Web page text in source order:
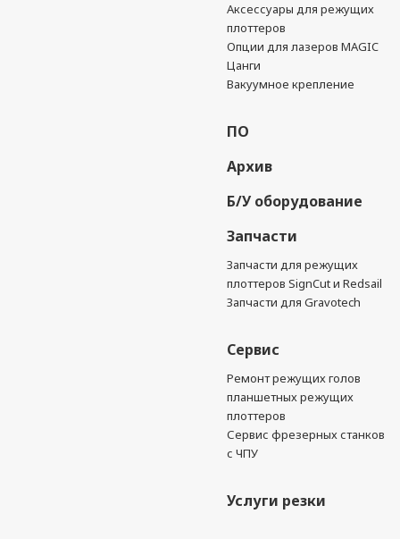
Аксессуары для режущих
плоттеров
Опции для лазеров MAGIC
Цанги
Вакуумное крепление
ПО
Архив
Б/У оборудование
Запчасти
Запчасти для режущих
плоттеров SignCut и Redsail
Запчасти для Gravotech
Сервис
Ремонт режущих голов
планшетных режущих
плоттеров
Сервис фрезерных станков
с ЧПУ
Услуги резки